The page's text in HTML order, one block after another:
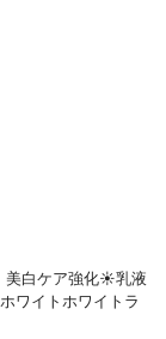
美白ケア強化☀乳液
ワイトホワイトラ